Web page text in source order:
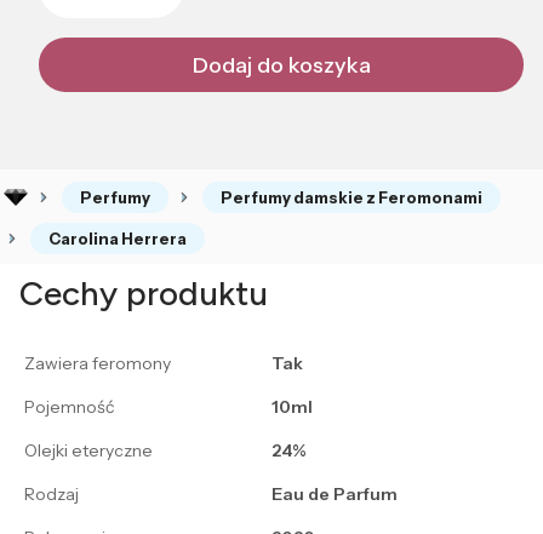
Dodaj do koszyka
Perfumy Perfumy damskie z Feromonami
Carolina Herrera
Cechy produktu
Zawiera feromony
Tak
Pojemność
10ml
Olejki eteryczne
24%
Rodzaj
Eau de Parfum